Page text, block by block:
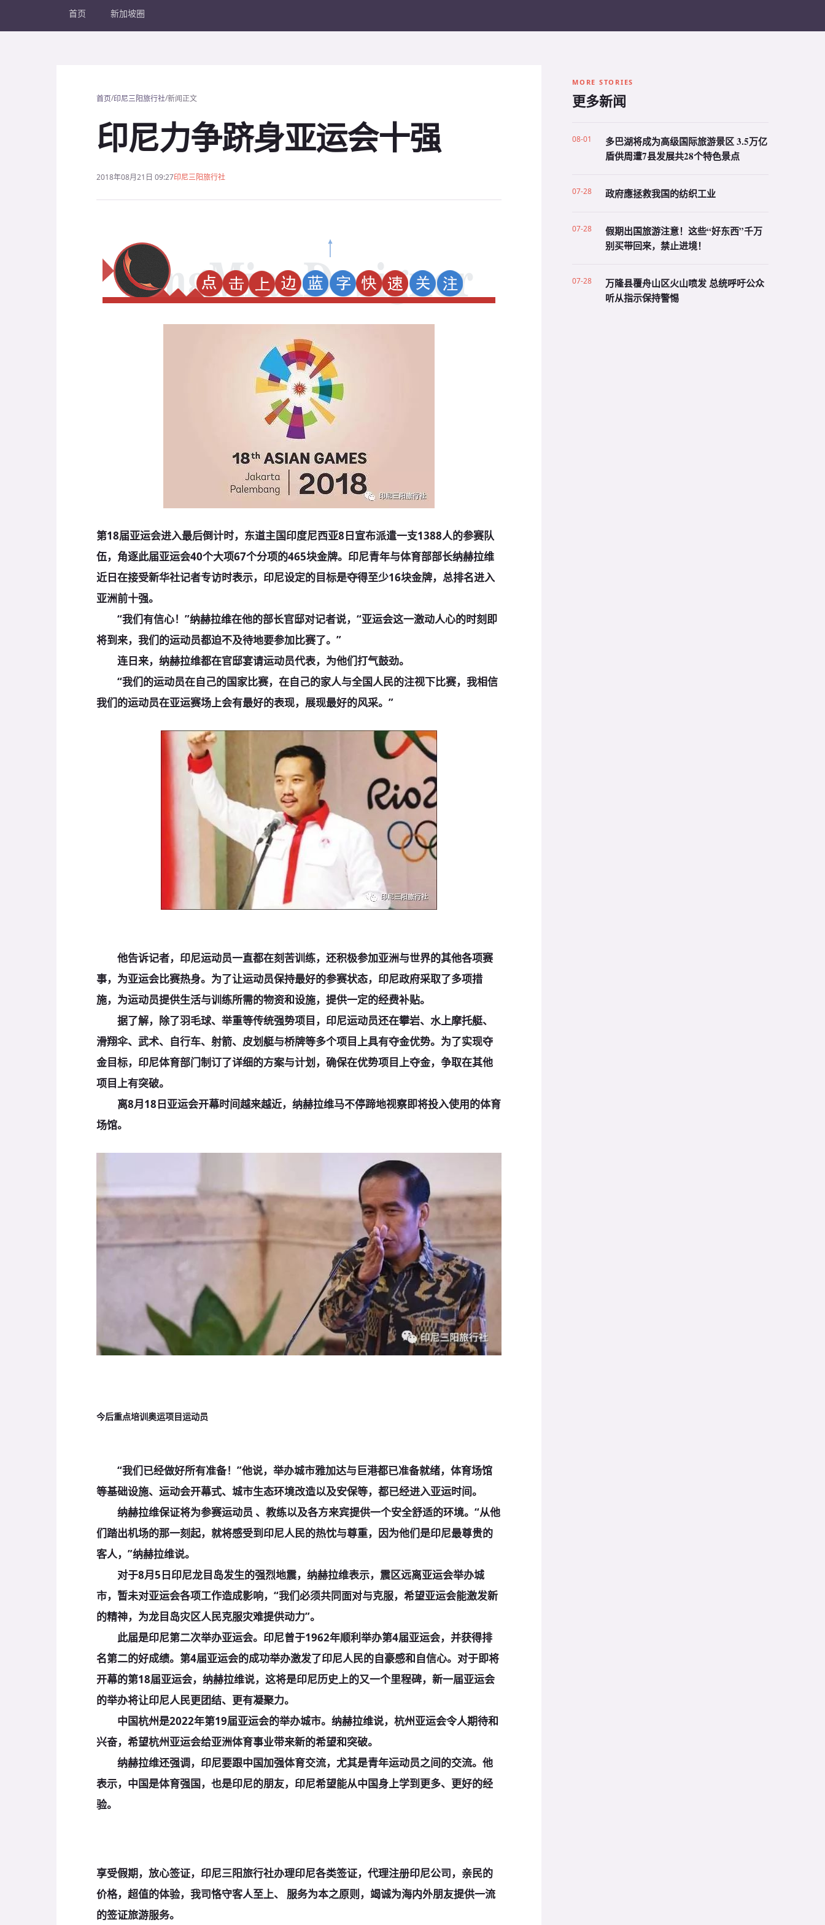
首页 新加坡圈
首页/印尼三阳旅行社/新闻正文
印尼力争跻身亚运会十强
2018年08月21日 09:27印尼三阳旅行社
第18届亚运会进入最后倒计时，东道主国印度尼西亚8日宣布派遣一支1388人的参赛队
伍，角逐此届亚运会40个大项67个分项的465块金牌。印尼青年与体育部部长纳赫拉维
近日在接受新华社记者专访时表示，印尼设定的目标是夺得至少16块金牌，总排名进入
亚洲前十强。
“我们有信心！”纳赫拉维在他的部长官邸对记者说，“亚运会这一激动人心的时刻即
将到来，我们的运动员都迫不及待地要参加比赛了。”
连日来，纳赫拉维都在官邸宴请运动员代表，为他们打气鼓劲。
“我们的运动员在自己的国家比赛，在自己的家人与全国人民的注视下比赛，我相信
我们的运动员在亚运赛场上会有最好的表现，展现最好的风采。”
他告诉记者，印尼运动员一直都在刻苦训练，还积极参加亚洲与世界的其他各项赛
事，为亚运会比赛热身。为了让运动员保持最好的参赛状态，印尼政府采取了多项措
施，为运动员提供生活与训练所需的物资和设施，提供一定的经费补贴。
据了解，除了羽毛球、举重等传统强势项目，印尼运动员还在攀岩、水上摩托艇、
滑翔伞、武术、自行车、射箭、皮划艇与桥牌等多个项目上具有夺金优势。为了实现夺
金目标，印尼体育部门制订了详细的方案与计划，确保在优势项目上夺金，争取在其他
项目上有突破。
离8月18日亚运会开幕时间越来越近，纳赫拉维马不停蹄地视察即将投入使用的体育
场馆。
今后重点培训奥运项目运动员
“我们已经做好所有准备！”他说，举办城市雅加达与巨港都已准备就绪，体育场馆
等基础设施、运动会开幕式、城市生态环境改造以及安保等，都已经进入亚运时间。
纳赫拉维保证将为参赛运动员 、教练以及各方来宾提供一个安全舒适的环境。“从他
们踏出机场的那一刻起，就将感受到印尼人民的热忱与尊重，因为他们是印尼最尊贵的
客人，”纳赫拉维说。
对于8月5日印尼龙目岛发生的强烈地震，纳赫拉维表示，震区远离亚运会举办城
市，暂未对亚运会各项工作造成影响，“我们必须共同面对与克服，希望亚运会能激发新
的精神，为龙目岛灾区人民克服灾难提供动力”。
此届是印尼第二次举办亚运会。印尼曾于1962年顺利举办第4届亚运会，并获得排
名第二的好成绩。第4届亚运会的成功举办激发了印尼人民的自豪感和自信心。对于即将
开幕的第18届亚运会，纳赫拉维说，这将是印尼历史上的又一个里程碑，新一届亚运会
的举办将让印尼人民更团结、更有凝聚力。
中国杭州是2022年第19届亚运会的举办城市。纳赫拉维说，杭州亚运会令人期待和
兴奋，希望杭州亚运会给亚洲体育事业带来新的希望和突破。
纳赫拉维还强调，印尼要跟中国加强体育交流，尤其是青年运动员之间的交流。他
表示，中国是体育强国，也是印尼的朋友，印尼希望能从中国身上学到更多、更好的经
验。
享受假期，放心签证，印尼三阳旅行社办理印尼各类签证，代理注册印尼公司，亲民的
价格，超值的体验，我司恪守客人至上、 服务为本之原则，竭诚为海内外朋友提供一流
的签证旅游服务。
MORE STORIES
更多新闻
08-01
多巴湖将成为高级国际旅游景区 3.5万亿
盾供周遭7县发展共28个特色景点
07-28 政府應拯救我国的纺织工业
07-28
假期出国旅游注意！这些“好东西”千万
别买带回来，禁止进境！
07-28
万隆县覆舟山区火山喷发 总统呼吁公众
听从指示保持警惕